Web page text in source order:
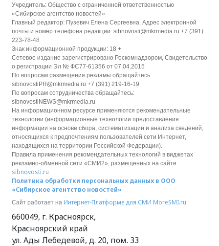
Учредитель: Общество с ограниченной ответственностью
«Сибирское агентство новостей»
Главный редактор: Пузевич Елена Сергеевна. Адрес электронной
почты и номер телефона редакции: sibnovosti@mkrmedia.ru +7 (391)
223-78-48
Знак информационной продукции: 18 +
Сетевое издание зарегистрировано Роскомнадзором, Свидетельство
о регистрации Эл № ФС77-61356 от 07.04.2015
По вопросам размещения рекламы обращайтесь:
sibnovostiPR@mkrmedia.ru +7 (391) 219-16-19
По вопросам сотрудничества обращайтесь:
sibnovostiNEWS@mkrmedia.ru
На информационном ресурсе применяются рекомендательные
технологии (информационные технологии предоставления
информации на основе сбора, систематизации и анализа сведений,
относящихся к предпочтениям пользователей сети Интернет,
находящихся на территории Российской Федерации).
Правила применения рекомендательных технологий в виджетах
рекламно-обменной сети «СМИ2», размещенных на сайте
sibnovosti.ru
Политика обработки персональных данных в ООО
«Сибирское агентство новостей»
Сайт работает на Интернет-Платформе для СМИ MoreSMI.ru
660049, г. Красноярск,
Красноярский край
ул. Ады Лебедевой, д. 20, пом. 33